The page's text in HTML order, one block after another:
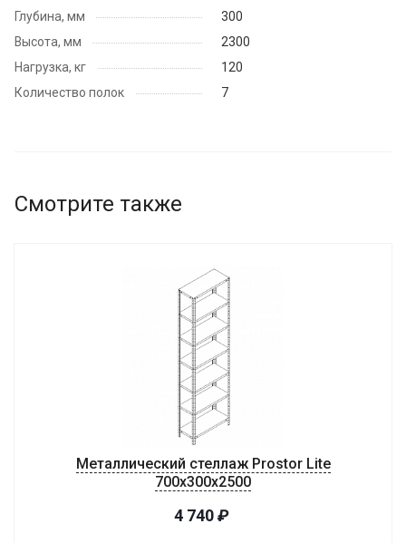
Глубина, мм
300
Высота, мм
2300
Нагрузка, кг
120
Количество полок
7
Смотрите также
Металлический стеллаж Prostor Lite
700x300x2500
4 740₽